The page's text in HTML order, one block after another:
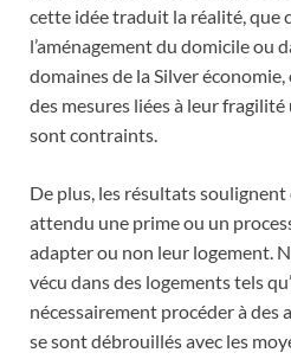
cette idée traduit la réalité, que
l’aménagement du domicile ou
domaines de la Silver
des mesures liées à leur
sont contraints.
De plus, les résultats soulignent
attendu une prime ou un
adapter ou non leur logement.
vécu dans des logements tels
nécessairement procéder à des
se sont débrouillés avec les